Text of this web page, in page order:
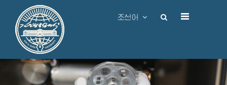
조선어